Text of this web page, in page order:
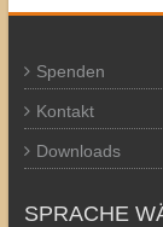
Spenden
Kontakt
Downloads
SPRACHE